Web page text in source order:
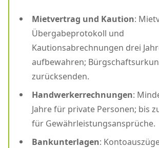
Mietvertrag und Kaution:
Übergabeprotokoll und
Kautionsabrechnungen drei
aufbewahren;
zurücksenden.
Handwerkerrechnungen:
Jahre für private Personen; bis
für Gewährleistungsansprüche.
Bankunterlagen: